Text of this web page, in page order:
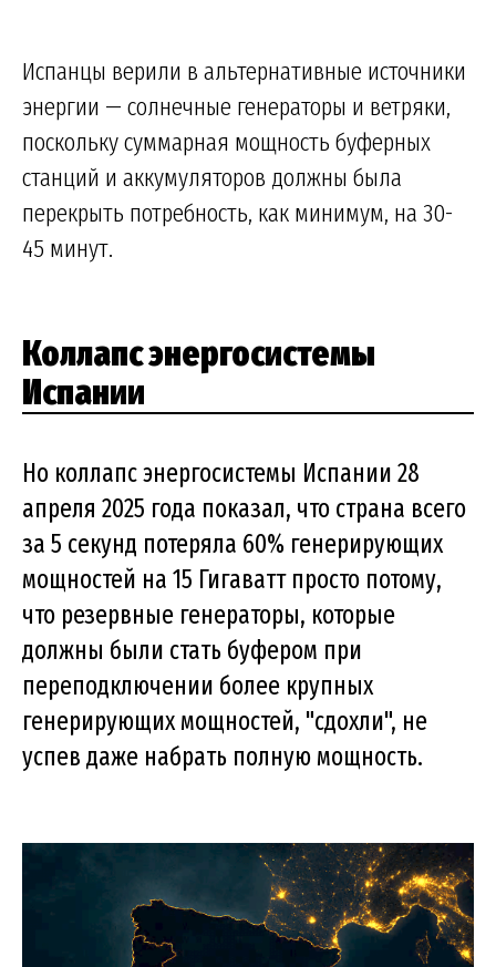
Испанцы верили в альтернативные источники
энергии — солнечные генераторы и ветряки,
поскольку суммарная мощность буферных
станций и аккумуляторов должны была
перекрыть потребность, как минимум, на 30-
45 минут.
Коллапс энергосистемы
Испании
Но коллапс энергосистемы Испании 28
апреля 2025 года показал, что страна всего
за 5 секунд потеряла 60% генерирующих
мощностей на 15 Гигаватт просто потому,
что резервные генераторы, которые
должны были стать буфером при
переподключении более крупных
генерирующих мощностей, "сдохли", не
успев даже набрать полную мощность.